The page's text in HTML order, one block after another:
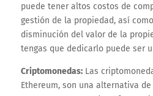
puede tener altos costos de
gestión de la propiedad, así
disminución del valor de la
tengas que dedicarlo puede ser
Criptomonedas:Las
Ethereum, son una alternativa